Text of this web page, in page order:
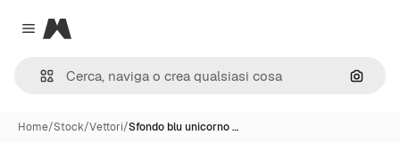
Close menu
Magnific
Cerca
Home/Stock/Vettori/Sfondo blu unicorno …